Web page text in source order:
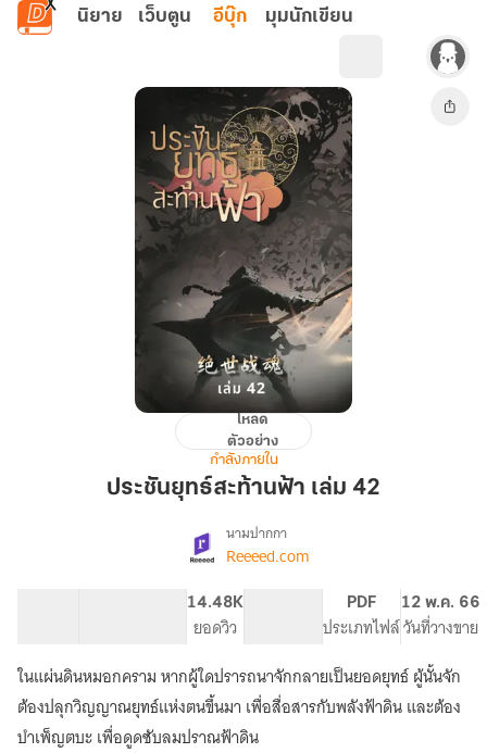
ข้ามไปยังเนื้อหาหลัก
นิยาย เว็บตูน อีบุ๊ก มุมนักเขียน
ประชัน
สะท้าน
โหลด
ตัวอย่าง
กำลังภายใน
ประชันยุทธ์สะท้านฟ้า เล่ม 42
เรื่อง
ยุทธ์
ฟ้า
นามปากกา
Reeeed.com
14.48K
ยอดวิว
PDF
ประเภทไฟล์
12 พ.ค. 66
วันที่วางขาย
ในแผ่นดินหมอกคราม หากผู้ใดปรารถนาจักกลายเป็นยอดยุทธ์ ผู้นั้นจัก
ต้องปลุกวิญญาณยุทธ์แห่งตนขึ้นมา เพื่อสื่อสารกับพลังฟ้าดิน และต้อง
บำเพ็ญตบะ เพื่อดูดซับลมปราณฟ้าดิน